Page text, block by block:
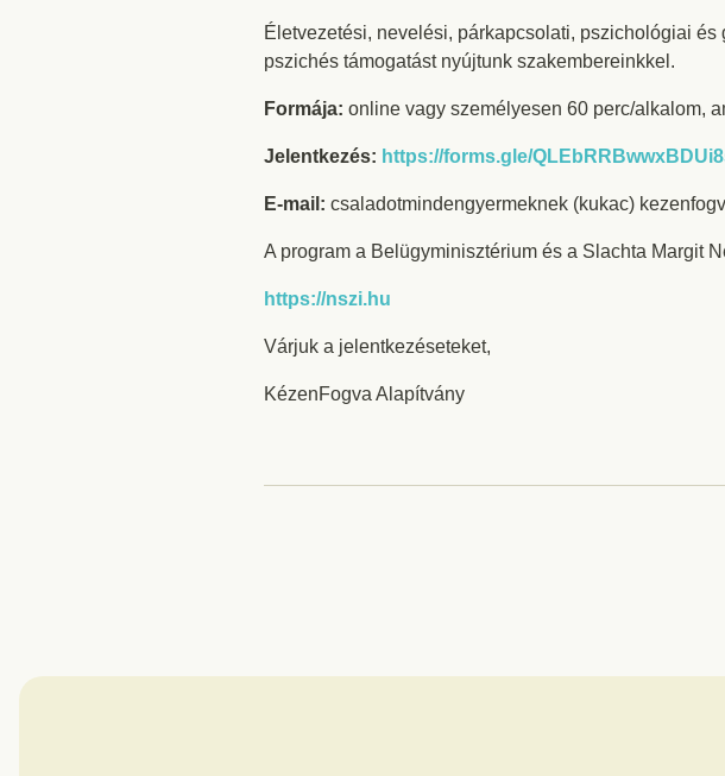
Életvezetési, nevelési, párkapcsolati, pszichológiai
pszichés támogatást nyújtunk szakembereinkkel.
Formája: online vagy személyesen 60 perc/alkalom,
Jelentkezés: https://forms.gle/
E-mail: csaladotmindengyermeknek (kukac)
A program a Belügyminisztérium és a Slachta Margit
https://nszi.hu
Várjuk a jelentkezéseteket,
KézenFogva Alapítvány